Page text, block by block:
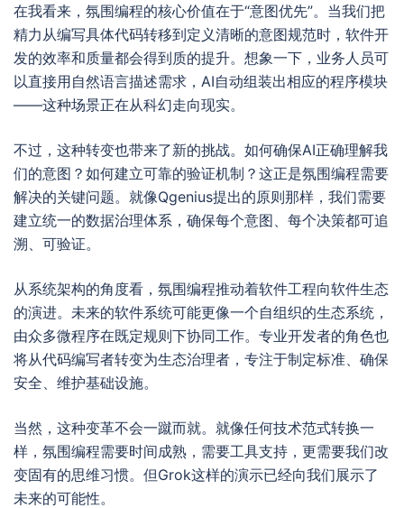
在我看来，氛围编程的核心价值在于“意图优先”。当我们把
精力从编写具体代码转移到定义清晰的意图规范时，软件开
发的效率和质量都会得到质的提升。想象一下，业务人员可
以直接用自然语言描述需求，AI自动组装出相应的程序模块
——这种场景正在从科幻走向现实。
不过，这种转变也带来了新的挑战。如何确保AI正确理解我
们的意图？如何建立可靠的验证机制？这正是氛围编程需要
解决的关键问题。就像Qgenius提出的原则那样，我们需要
建立统一的数据治理体系，确保每个意图、每个决策都可追
溯、可验证。
从系统架构的角度看，氛围编程推动着软件工程向软件生态
的演进。未来的软件系统可能更像一个自组织的生态系统，
由众多微程序在既定规则下协同工作。专业开发者的角色也
将从代码编写者转变为生态治理者，专注于制定标准、确保
安全、维护基础设施。
当然，这种变革不会一蹴而就。就像任何技术范式转换一
样，氛围编程需要时间成熟，需要工具支持，更需要我们改
变固有的思维习惯。但Grok这样的演示已经向我们展示了
未来的可能性。